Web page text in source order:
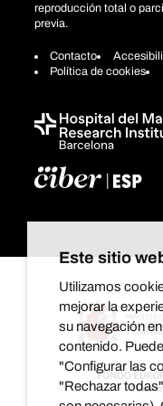
reproducción total o
previa.
Contacto
Política de cookies
Este sitio
Utilizamos
mejorar la
su navegación
contenido.
"Configurar las
"Rechazar